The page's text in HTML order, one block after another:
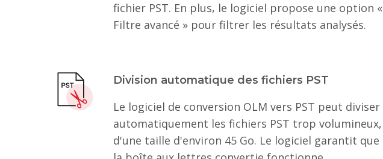
fichier PST. En plus, le logiciel propose une option «
Filtre avancé » pour filtrer les résultats analysés.
Division automatique des fichiers PST
Le logiciel de conversion OLM vers PST peut diviser
automatiquement les fichiers PST trop volumineux,
d'une taille d'environ 45 Go. Le logiciel garantit que